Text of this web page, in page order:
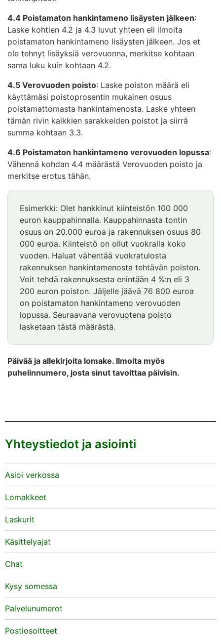
4.4 Poistamaton hankintameno lisäysten jälkeen:
Laske kohtien 4.2 ja 4.3 luvut yhteen eli ilmoita
poistamaton hankintameno lisäysten jälkeen. Jos et
ole tehnyt lisäyksiä verovuonna, merkitse kohtaan
sama luku kuin kohtaan 4.2.
4.5 Verovuoden poisto: Laske poiston määrä eli
käyttämäsi poistoprosentin mukainen osuus
poistamattomasta hankintamenosta. Laske yhteen
tämän rivin kaikkien sarakkeiden poistot ja siirrä
summa kohtaan 3.3.
4.6 Poistamaton hankintameno verovuoden lopussa:
Vähennä kohdan 4.4 määrästä Verovuoden poisto ja
merkitse erotus tähän.
Esimerkki: Olet hankkinut kiinteistön 100 000
euron kauppahinnalla. Kauppahinnasta tontin
osuus on 20.000 euroa ja rakennuksen osuus 80
000 euroa. Kiinteistö on ollut vuokralla koko
vuoden. Haluat vähentää vuokratulosta
rakennuksen hankintamenosta tehtävän poiston.
Voit tehdä rakennuksesta enintään 4 %:n eli 3
200 euron poiston. Jäljelle jäävä 76 800 euroa
on poistamaton hankintameno verovuoden
lopussa. Seuraavana verovuotena poisto
lasketaan tästä määrästä.
Päivää ja allekirjoita lomake. Ilmoita myös
puhelinnumero, josta sinut tavoittaa päivisin.
Yhteystiedot ja asiointi
Asioi verkossa
Lomakkeet
Laskurit
Käsittelyajat
Chat
Kysy somessa
Palvelunumerot
Postiosoitteet